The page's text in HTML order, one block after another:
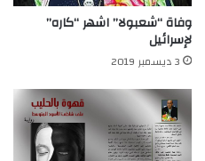
وفاة “شعبولا” اشهر “كاره”
لإسرائيل
3 ديسمبر 2019